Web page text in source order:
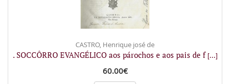
CASTRO, Henrique josé de
. SOCCÔRRO EVANGÉLICO aos párochos e aos pais de f [...]
60.00€